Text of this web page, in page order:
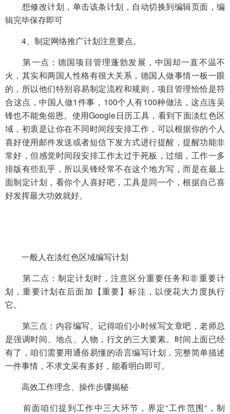
想修改计划，单击该条计划，自动切换到编辑页面，编
辑完毕保存即可
4、制定网络推广计划注意要点。
第一点：德国项目管理蓬勃发展，中国却一直不温不
火，其实和两国人性格有很大关系，德国人做事情一板一眼
的，所以他们特别容易制定流程和规则，项目管理恰恰是符
合这点，中国人做1件事，100个人有100种做法，这点连吴
锋也不能免俗恩。使用Google日历工具，看到下面淡红色区
域，初衷是让你在不同时间段安排工作，可以根据你的个人
喜好使用邮件发送或者短信下发方式进行提醒，提醒功能非
常好，但感觉时间段安排工作太过于死板，过细，工作一多
排版有些乱乎，所以吴锋经常不在这个地方写，而是在最上
面制定计划，看你个人喜好吧，工具是同一个，根据自己喜
好发挥最大功效就好。
一般人在淡红色区域编写计划
第二点：制定计划时，注意区分重要任务和非重要计
划，重要计划在后面加【重要】标注，以便花大力度执行
它。
第三点：内容编写。记得咱们小时候写文章吧，老师总
是强调时间、地点、人物，行文的三大要素。时间上面已经
有了，咱们需要用通俗易懂的语言编写计划，完整简单描述
一件事情，不求文采有多好，能看明白即可。
高效工作理念、操作步骤揭秘
前面咱们提到工作中三大环节，界定“工作范围“，制